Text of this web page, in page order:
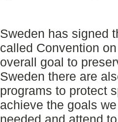
Sweden has signed
called Convention
overall goal to
Sweden there are
programs to protect
achieve the goals
needed and attend